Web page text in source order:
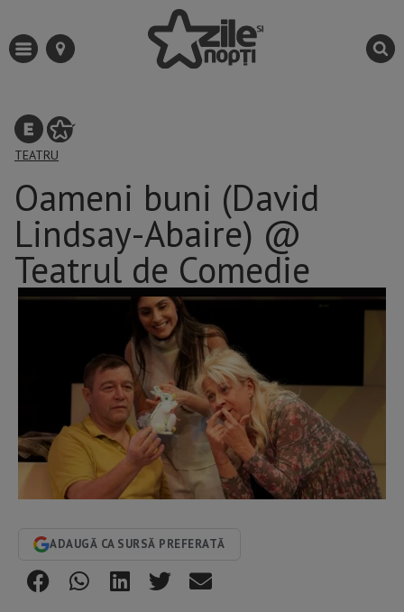
TEATRU
Oameni buni (David
Lindsay-Abaire) @
Teatrul de Comedie
ADAUGĂ CA SURSĂ PREFERATĂ